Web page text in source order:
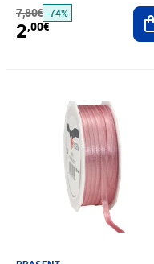
7,80€ -74%
2,00€